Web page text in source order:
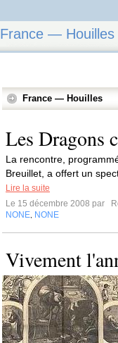
France — Houilles
France — Houilles
Les Dragons
La rencontre,
Breuillet, a offert un
Lire la suite
Le 15 décembre 2008 par
NONE NONE
Vivement